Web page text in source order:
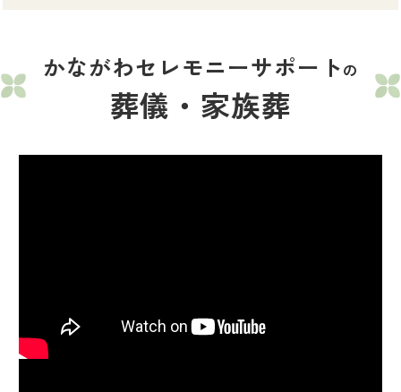
かながわセレモニーサポートの
葬儀・家族葬